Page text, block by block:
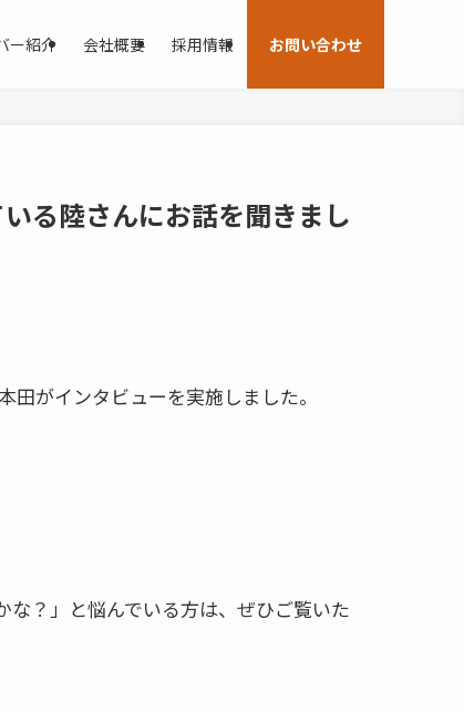
ー紹介 会社概要 採用情報 お問い合わせ
る陸さんにお話を聞きまし
がインタビューを実施しました。
？」と悩んでいる方は、ぜひご覧いた